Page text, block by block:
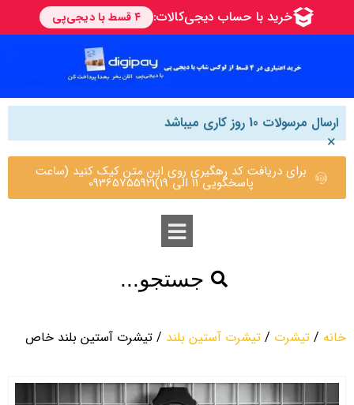
ارسال مرسولات 10 روز کاری میباشد
×
برای دریافت کد رهگیری روی این متن کیک کنید (ساعت
پاسخگویی 11 الی 19)09365755921
جستجو...
خانه / تیشرت / تیشرت آستین بلند / تیشرت آستین بلند خاص